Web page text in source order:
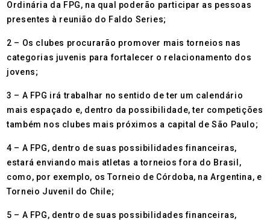
Ordinária da FPG, na qual poderão participar as pessoas
presentes à reunião do Faldo Series;
2 – Os clubes procurarão promover mais torneios nas
categorias juvenis para fortalecer o relacionamento dos
jovens;
3 – A FPG irá trabalhar no sentido de ter um calendário
mais espaçado e, dentro da possibilidade, ter competições
também nos clubes mais próximos a capital de São Paulo;
4 – A FPG, dentro de suas possibilidades financeiras,
estará enviando mais atletas a torneios fora do Brasil,
como, por exemplo, os Torneio de Córdoba, na Argentina, e
Torneio Juvenil do Chile;
5 – A FPG, dentro de suas possibilidades financeiras,